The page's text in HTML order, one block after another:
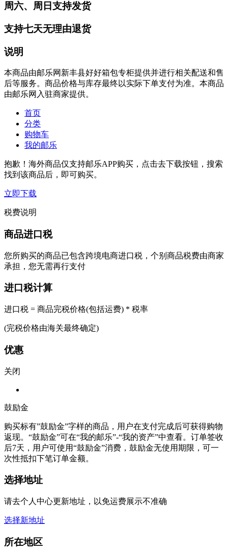
周六、周日支持发货
支持七天无理由退货
说明
本商品由邮乐网新丰县好好箱包专柜提供并进行相关配送和售
后等服务。商品价格与库存最终以实际下单支付为准。本商品
由邮乐网入驻商家提供。
首页
分类
购物车
我的邮乐
抱歉！海外商品仅支持邮乐APP购买，点击去下载按钮，搜索
找到该商品后，即可购买。
立即下载
税费说明
商品进口税
您所购买的商品已包含跨境电商进口税，个别商品税费由商家
承担，您无需再行支付
进口税计算
进口税 = 商品完税价格(包括运费) * 税率
(完税价格由海关最终确定)
优惠
关闭
鼓励金
购买标有”鼓励金”字样的商品，用户在支付完成后可获得购物
返现。“鼓励金”可在“我的邮乐”-“我的资产”中查看。订单签收
后7天，用户可使用“鼓励金”消费，鼓励金无使用期限，可一
次性抵扣下笔订单金额。
选择地址
请去个人中心更新地址，以免运费展示不准确
选择新地址
所在地区